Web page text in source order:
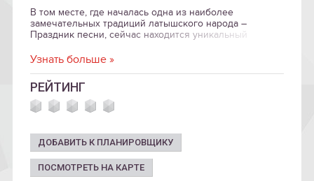
В том месте, где началась одна из наиболее
замечательных традиций латышского народа –
Праздник песни, сейчас находится уникальный
Узнать больше »
РЕЙТИНГ
ДОБАВИТЬ К ПЛАНИРОВЩИКУ
ПОСМОТРЕТЬ НА КАРТЕ